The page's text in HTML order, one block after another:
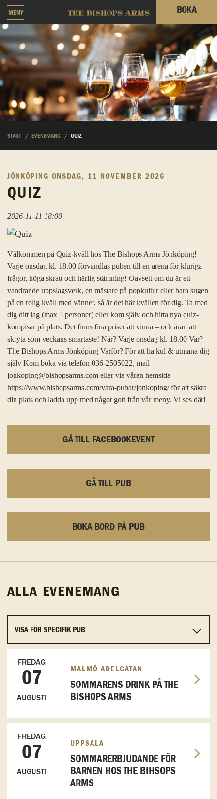
MENY BOKA
START EVENEMANG QUIZ
JÖNKÖPING ONSDAG, 11 NOVEMBER 2026
QUIZ
2026-11-11 18:00
Välkommen på Quiz-kväll hos The Bishops Arms Jönköping!
Varje onsdag kl. 18.00 förvandlas puben till en arena för kluriga
frågor, höga skratt och härlig stämning! Oavsett om du är ett
vandrande uppslagsverk, en mästare på popkultur eller bara sugen
på en rolig kväll med vänner, så är det här kvällen för dig. Ta med
dig ditt lag (max 5 personer) eller kom själv och hitta nya quiz-
kompisar på plats. Det finns fina priser att vinna – och äran att
skryta som veckans smartaste! När? Varje onsdag kl. 18.00 Var?
The Bishops Arms Jönköping Varför? För att ha kul & utmana dig
själv Kom boka via telefon 036-2505022, mail
jonkoping@bishopsarms.com eller via våran hemsida
https://www.bishopsarms.com/vara-pubar/jonkoping/ för att säkra
din plats och ladda upp med något gott från vår meny. Vi ses där!
GÅ TILL FACEBOOKEVENT
GÅ TILL PUB
BOKA BORD PÅ PUB
ALLA EVENEMANG
FREDAG
07
AUGUSTI
MALMÖ ADELGATAN
SOMMARENS DRINK PÅ THE
BISHOPS ARMS
FREDAG
07
AUGUSTI
UPPSALA
SOMMARERBJUDANDE FÖR
BARNEN HOS THE BIHSOPS
ARMS